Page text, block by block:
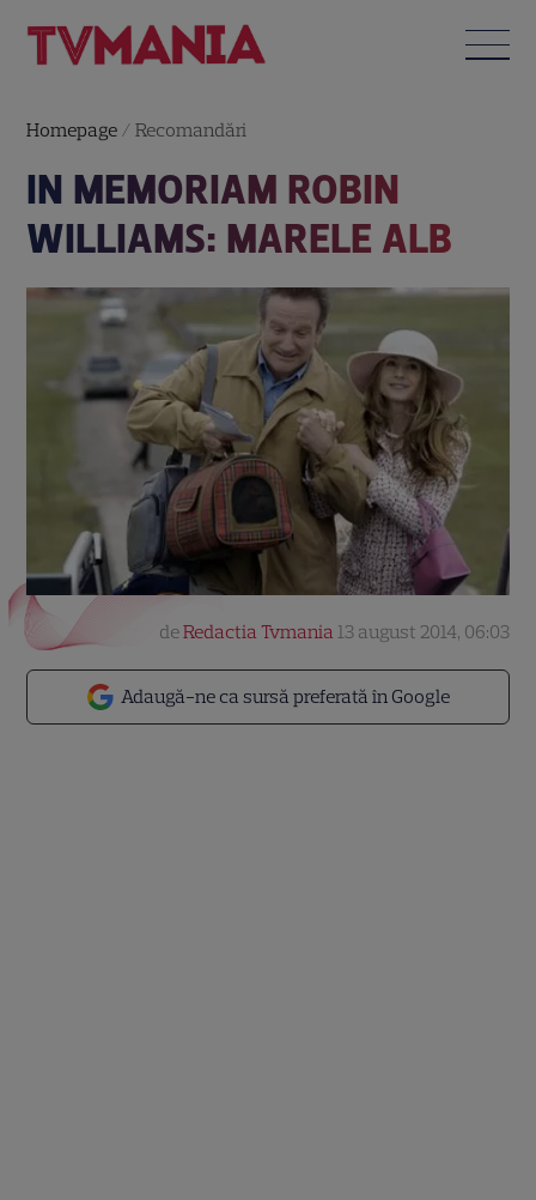
Homepage /Recomandări
IN MEMORIAM ROBIN
WILLIAMS: MARELE ALB
Adaugă-ne ca sursă preferată în Google
deRedactia Tvmania 13 august 2014, 06:03